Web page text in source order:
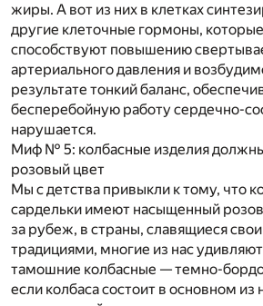
жиры. А вот из них в клетках
другие клеточные гормоны,
способствуют повышению
артериального давления и
результате тонкий баланс,
бесперебойную работу сердечно-
нарушается.
Миф № 5: колбасные изделия
розовый цвет
Мы с детства привыкли к тому, что
сардельки имеют насыщенный
за рубеж, в страны, славящиеся
традициями, многие из нас
тамошние колбасные — темно-
если колбаса состоит в основном из